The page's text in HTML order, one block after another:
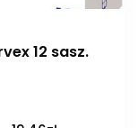
12 sasz.